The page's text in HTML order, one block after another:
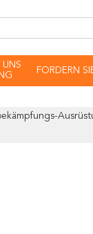
UNS
FORDERN